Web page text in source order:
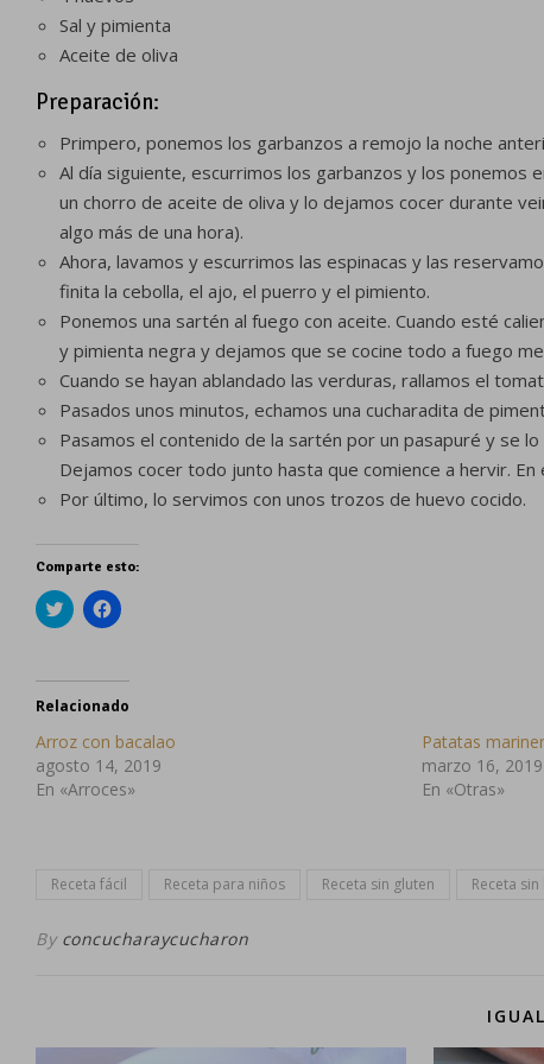
Sal y pimienta
Aceite de oliva
Preparación:
Primpero, ponemos los garbanzos a remojo la noche
Al día siguiente, escurrimos los garbanzos y los ponemos
un chorro de aceite de oliva y lo dejamos cocer durante
algo más de una hora).
Ahora, lavamos y escurrimos las espinacas y las
finita la cebolla, el ajo, el puerro y el pimiento.
Ponemos una sartén al fuego con aceite. Cuando esté
y pimienta negra y dejamos que se cocine todo a fuego
Cuando se hayan ablandado las verduras, rallamos el
Pasados unos minutos, echamos una cucharadita de
Pasamos el contenido de la sartén por un pasapuré y se
Dejamos cocer todo junto hasta que comience a hervir.
Por último, lo servimos con unos trozos de huevo cocido.
Comparte esto:
Haz
clic
Twitter
(Se
abre
una
ventana
nueva)
Haz
clic
Facebook
(Se
abre
una
ventana
nueva)
Relacionado
Arroz con bacalao
agosto 14, 2019
En «Arroces»
Patatas
marzo 16, 2019
En «Otras»
Receta fácil Receta para niños Receta sin gluten Receta
By concucharaycucharon